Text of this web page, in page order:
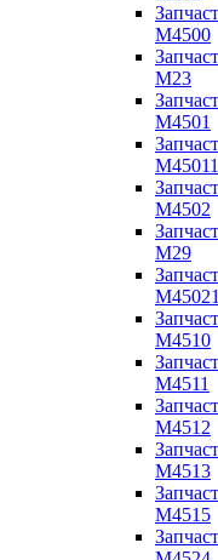
M4500
M23
M4501
M45011
M4502
M29
M45021
M4510
M4511
M4512
M4513
M4515